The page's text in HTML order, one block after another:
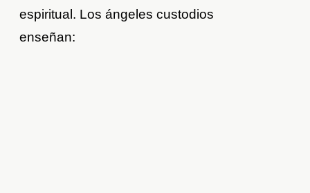
espiritual. Los ángeles custodios
enseñan: